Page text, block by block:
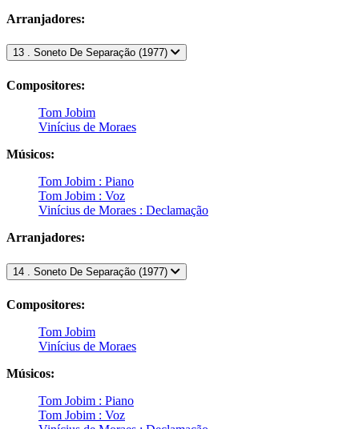
Arranjadores:
13 . Soneto De Separação (1977)
Compositores:
Tom Jobim
Vinícius de Moraes
Músicos:
Tom Jobim : Piano
Tom Jobim : Voz
Vinícius de Moraes : Declamação
Arranjadores:
14 . Soneto De Separação (1977)
Compositores:
Tom Jobim
Vinícius de Moraes
Músicos:
Tom Jobim : Piano
Tom Jobim : Voz